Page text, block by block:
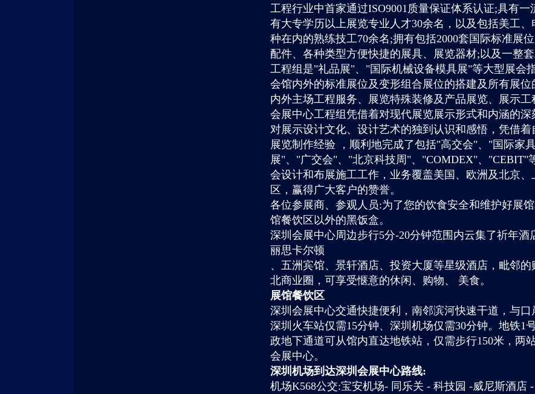
工程行业中首家通过ISO9001质量保证体系认证;具有
有大专学历以上展览专业人才30余名，以及包括美工
种在内的熟练技工70余名;拥有包括2000套国际标准展
配件、各种类型方便快捷的展具、展览器材;以及一整
工程组是"礼品展"、"国际机械设备模具展"等大型展会
会馆内外的标准展位及变形组合展位的搭建及所有展
内外主场工程服务、展览特殊装修及产品展览、展示工
会展中心工程组凭借着对现代展览展示形式和内涵的
对展示设计文化、设计艺术的独到认识和感悟，凭借
展览制作经验 ，顺利地完成了包括"高交会"、"国际家
展"、"广交会"、"北京科技周"、"COMDEX"、"CEBIT"
会设计和布展施工工作，业务覆盖美国、欧洲及北京
区，赢得广大客户的赞誉。
各位参展商、参观人员:为了您的饮食安全和维护好展
馆餐饮区以外的黑饭盒。
深圳会展中心周边步行5分-20分钟范围内云集了祈年
丽思卡尔顿
、五洲宾馆、景轩酒店、投资大厦等星级酒店，毗邻
北商业圈，可享受惬意的休闲、购物、 美食。
展馆餐饮区
深圳会展中心交通快捷便利，南邻滨河快速干道，与
深圳火车站仅需15分钟、深圳机场仅需30分钟。地铁1
政地下通道可从馆内直达地铁站，仅需步行150米，两
会展中心。
深圳机场到达深圳会展中心路线:
机场K568公交:宝安机场- 同乐关 - 科技园 -威尼斯酒店